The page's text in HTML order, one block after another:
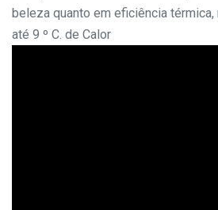
beleza quanto em eficiência
até 9 º C. de Calor